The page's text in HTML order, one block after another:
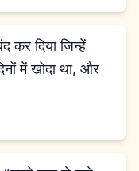
कर दिया जिन्हें
में खोदा था, और